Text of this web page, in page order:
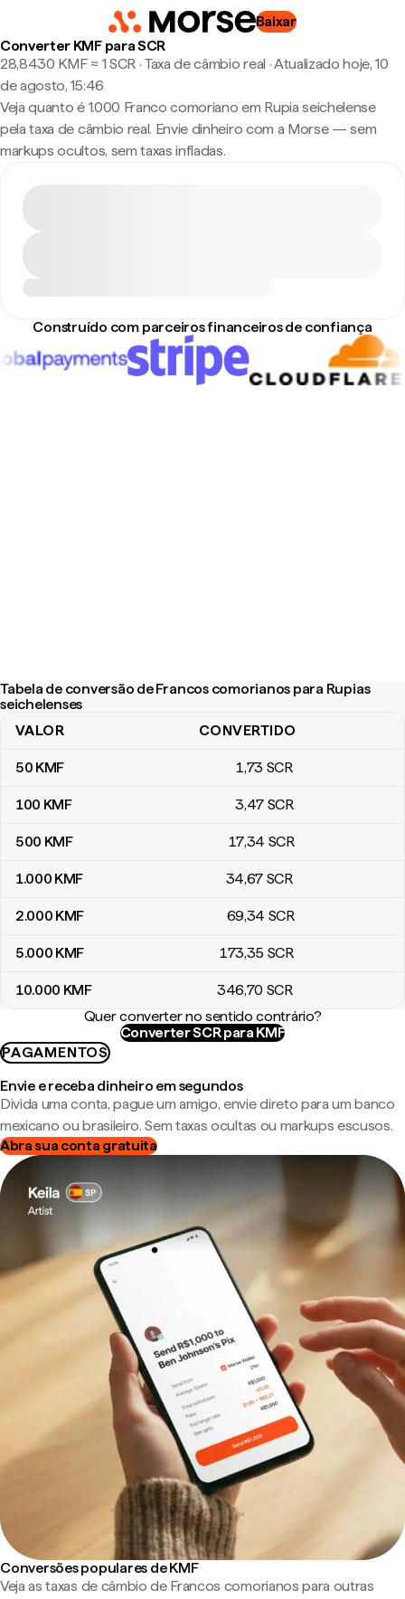
Baixar
Converter KMF para SCR
28,8430 KMF ≈ 1 SCR · Taxa de câmbio real ·Atualizado hoje, 10
de agosto, 15:46
Veja quanto é 1.000 Franco comoriano em Rupia seichelense
pela taxa de câmbio real. Envie dinheiro com a Morse — sem
markups ocultos, sem taxas infladas.
Construído com parceiros financeiros de confiança
Tabela de conversão de Francos comorianos para Rupias
seichelenses
Tabela de conversão de Francos comorianos para Rupias
VALOR CONVERTIDO
50 KMF 1,73 SCR
100 KMF 3,47 SCR
500 KMF 17,34 SCR
1.000 KMF 34,67 SCR
2.000 KMF 69,34 SCR
5.000 KMF 173,35 SCR
10.000 KMF 346,70 SCR
Quer converter no sentido contrário?
Converter SCR para KMF
PAGAMENTOS
Envie e receba dinheiro em segundos
Divida uma conta, pague um amigo, envie direto para um banco
mexicano ou brasileiro. Sem taxas ocultas ou markups escusos.
Abra sua conta gratuita
Conversões populares de KMF
Veja as taxas de câmbio de Francos comorianos para outras